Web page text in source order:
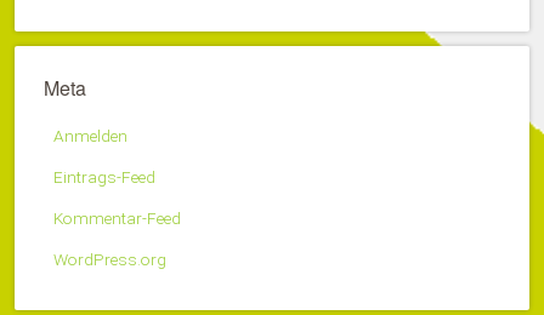
Meta
Anmelden
Eintrags-Feed
Kommentar-Feed
WordPress.org